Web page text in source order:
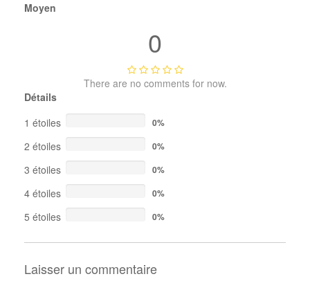
Moyen
0
There are no comments for now.
Détails
1 étoiles
0%
2 étoiles 0%
3 étoiles 0%
4 étoiles 0%
5 étoiles 0%
Laisser un commentaire